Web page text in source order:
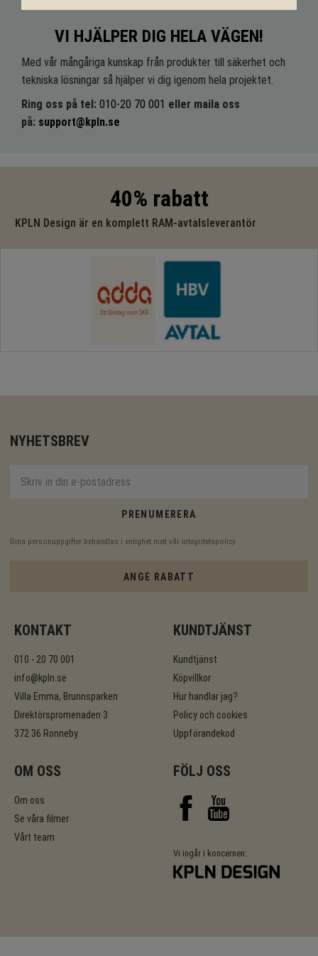
VI HJÄLPER DIG HELA VÄGEN!
Med vår mångåriga kunskap från produkter till säkerhet och
tekniska lösningar så hjälper vi dig igenom hela projektet.
Ring oss på tel: 010-20 70 001 eller maila oss
på: support@kpln.se
40% rabatt
KPLN Design är en komplett RAM-avtalsleverantör
NYHETSBREV
PRENUMERERA
Dina personuppgifter behandlas i enlighet med vår integritetspolicy
ANGE RABATT
KONTAKT
010 - 20 70 001
info@kpln.se
Villa Emma, Brunnsparken
Direktörspromenaden 3
372 36 Ronneby
KUNDTJÄNST
Kundtjänst
Köpvillkor
Hur handlar jag?
Policy och cookies
Uppförandekod
OM OSS
Om oss
Se våra filmer
Vårt team
FÖLJ OSS
Vi ingår i koncernen: